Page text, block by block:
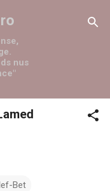
nus
Bet